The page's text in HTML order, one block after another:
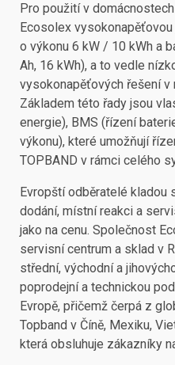
Pro použití v
Ecosolex vysokonapěťovou
o výkonu 6 kW / 10 kWh a
Ah, 16 kWh), a to vedle
vysokonapěťových řešení v
Základem této řady jsou
energie), BMS (řízení
výkonu), které umožňují
TOPBAND v rámci celého
Evropští odběratelé kladou
dodání, místní reakci a
jako na cenu. Společnost
servisní centrum a sklad v
střední, východní a
poprodejní a technickou
Evropě, přičemž čerpá z
Topband v Číně, Mexiku,
která obsluhuje zákazníky